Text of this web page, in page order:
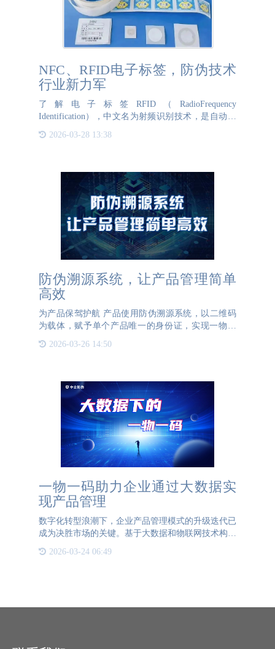
NFC、RFID电子标签，防伪技术
行业新力军
了解电子标签RFID（RadioFrequency
Identification），中文名为射频识别技术，是自动识
据通信，利用无线射频方式对电子标签进行读
2026-03-28 13:38
防伪溯源系统，让产品管理简单
高效
为产品保驾护航 产品使用防伪溯源系统，以二维码
为载体，赋予单个产品唯一的身份证，实现一物一
命周期管理。 防伪溯源系统可以根据企业上传的信
2026-03-26 14:50
一物一码助力企业通过大数据实
现产品管理
数字化转型浪潮下，企业产品管理模式的升级迭代已
成为决胜市场的关键。基于大数据和物联网技术构建
的"一物一码"智能追溯体系，正在重塑传统产品管理
逻辑，为企业打造全链路可视化的精益管理解决方
2026-03-24 06:49